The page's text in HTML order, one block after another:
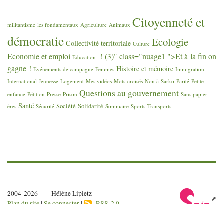
militantisme les fondamentaux Agriculture Animaux Citoyenneté et
démocratie Collectivité territoriale Culture Ecologie
Economie et emploi Education
! (3)" class="nuage1 ">Et à la fin on
gagne ! Evénements de campagne Femmes Histoire et mémoire Immigration
International Jeunesse Logement Mes vidéos Mots-croisés Non à Sarko Parité Petite
enfance Pétition Presse Prison Questions au gouvernement Sans papier-
ères Santé Sécurité Société Solidarité Sommaire Sports Transports
2004-2026 — Hélène Lipietz